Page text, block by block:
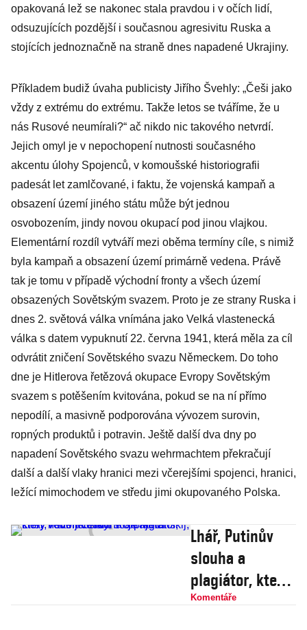
opakovaná lež se nakonec stala pravdou i v očích lidí,
odsuzujících pozdější i současnou agresivitu Ruska a
stojících jednoznačně na straně dnes napadené Ukrajiny.
Příkladem budiž úvaha publicisty Jiřího Švehly: „Češi jako
vždy z extrému do extrému. Takže letos se tváříme, že u
nás Rusové neumírali?“ ač nikdo nic takového netvrdí.
Jejich omyl je v nepochopení nutnosti současného
akcentu úlohy Spojenců, v komoušské historiografii
padesát let zamlčované, i faktu, že vojenská kampaň a
obsazení území jiného státu může být jednou
osvobozením, jindy novou okupací pod jinou vlajkou.
Elementární rozdíl vytváří mezi oběma termíny cíle, s nimiž
byla kampaň a obsazení území primárně vedena. Právě
tak je tomu v případě východní fronty a všech území
obsazených Sovětským svazem. Proto je ze strany Ruska i
dnes 2. světová válka vnímána jako Velká vlastenecká
válka s datem vypuknutí 22. června 1941, která měla za cíl
odvrátit zničení Sovětského svazu Německem. Do toho
dne je Hitlerova řetězová okupace Evropy Sovětským
svazem s potěšením kvitována, pokud se na ní přímo
nepodílí, a masivně podporována vývozem surovin,
ropných produktů i potravin. Ještě další dva dny po
napadení Sovětského svazu wehrmachtem překračují
další a další vlaky hranici mezi včerejšími spojenci, hranici,
ležící mimochodem ve středu jimi okupovaného Polska.
Lhář, Putinův
slouha a
plagiátor, který
hovoří česky. To
Komentáře